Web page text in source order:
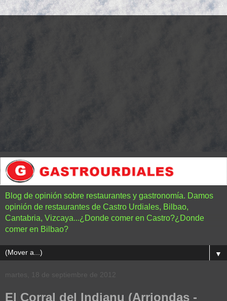
Blog de opinión sobre restaurantes y gastronomía. Damos
opinión de restaurantes de Castro Urdiales, Bilbao,
Cantabria, Vizcaya...¿Donde comer en Castro?¿Donde
comer en Bilbao?
▼
martes, 18 de septiembre de 2012
El Corral del Indianu (Arriondas -